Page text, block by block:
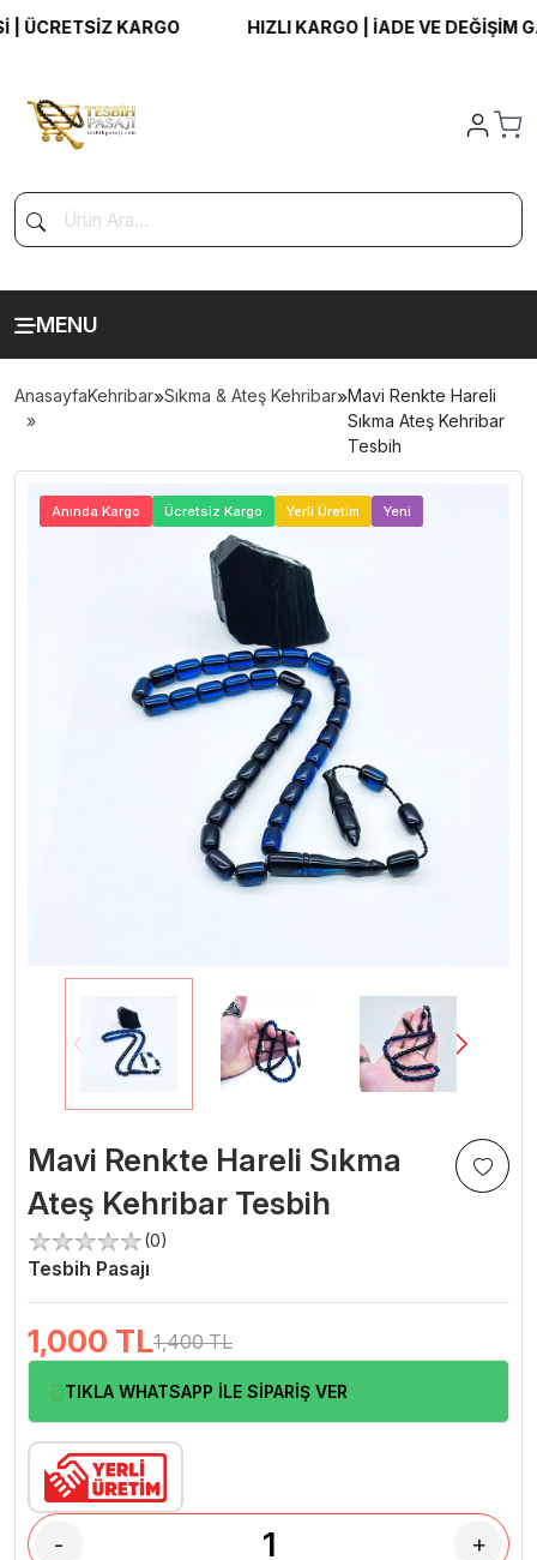
KARGO HIZLI KARGO | İADE VE DEĞİŞİM
MENU
AnasayfaKehribar»Sıkma & Ateş Kehribar»Mavi Renkte Hareli
Sıkma Ateş Kehribar
Tesbih
Anında Kargo Ücretsiz Kargo Yerli Üretim Yeni
Mavi Renkte Hareli Sıkma
Ateş Kehribar Tesbih
(0)
Tesbih Pasajı
1,000 TL1,400 TL
TIKLA WHATSAPP İLE SİPARİŞ VER
- +